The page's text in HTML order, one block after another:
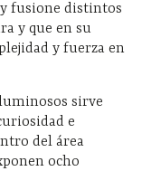
fusione distintos
y que en su
y fuerza en
sirve
e
del área
ocho